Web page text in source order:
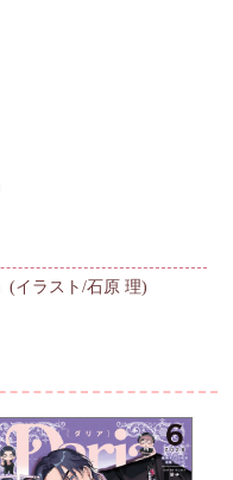
(イラスト/石原 理)